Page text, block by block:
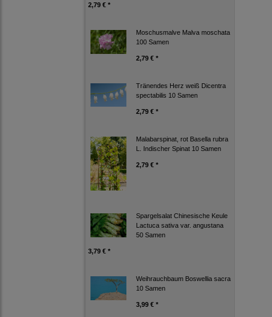
2,79 € *
Moschusmalve Malva moschata
100 Samen
2,79 € *
Tränendes Herz weiß Dicentra
spectabilis 10 Samen
2,79 € *
Malabarspinat, rot Basella rubra
L. Indischer Spinat 10 Samen
2,79 € *
Spargelsalat Chinesische Keule
Lactuca sativa var. angustana
50 Samen
3,79 € *
Weihrauchbaum Boswellia sacra
10 Samen
3,99 € *